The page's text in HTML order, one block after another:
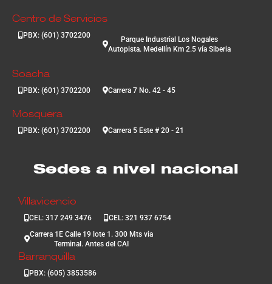
Centro de Servicios
PBX: (601) 3702200
Parque Industrial Los Nogales
Autopista. Medellín Km 2.5 vía Siberia
Soacha
PBX: (601) 3702200 Carrera 7 No. 42 - 45
Mosquera
PBX: (601) 3702200 Carrera 5 Este # 20 - 21
Sedes a nivel nacional
Villavicencio
CEL: 317 249 3476
CEL: 321 937 6754
Carrera 1E Calle 19 lote 1. 300 Mts via
Terminal. Antes del CAI
Barranquilla
PBX: (605) 3853586